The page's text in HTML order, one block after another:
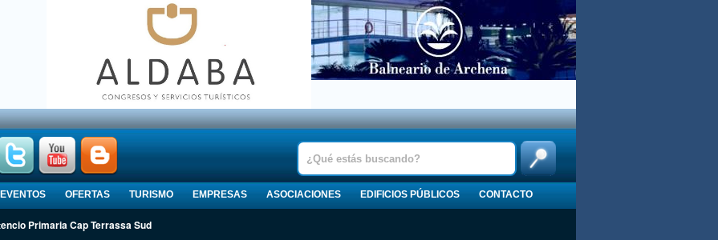
EVENTOS OFERTAS TURISMO EMPRESAS ASOCIACIONES EDIFICIOS PÚBLICOS CONTACTO
Primaria Cap Terrassa Sud